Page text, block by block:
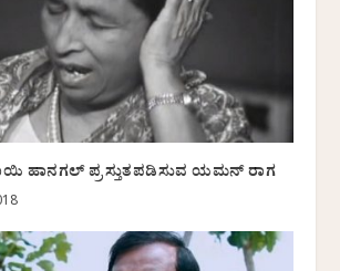
ಹಾನಗಲ್ ಪ್ರಸ್ತುತಪಡಿಸುವ ಯಮನ್ ರಾಗ